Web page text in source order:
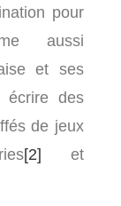
pour
aussi
et ses
écrire des
de jeux
[2]
et